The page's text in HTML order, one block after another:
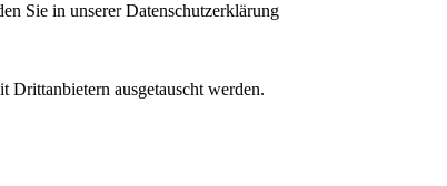
Sie in unserer Datenschutzerklärung
Drittanbietern ausgetauscht werden.